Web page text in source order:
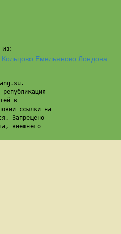
Кольцово Емельяново Лондона
в
ссылки на
Запрещено
внешнего